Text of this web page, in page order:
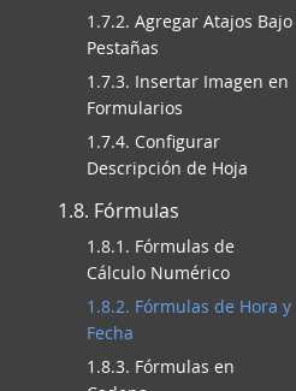
1.7.2. Agregar Atajos Bajo
Pestañas
1.7.3. Insertar Imagen en
Formularios
1.7.4. Configurar
Descripción de Hoja
1.8. Fórmulas
1.8.1. Fórmulas de
Cálculo Numérico
1.8.2. Fórmulas de Hora y
Fecha
1.8.3. Fórmulas en